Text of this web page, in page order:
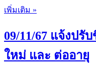
เพิ่มเติม »
09/11/67 แจ้งปรั
ใหม่ และ ต่ออายุ